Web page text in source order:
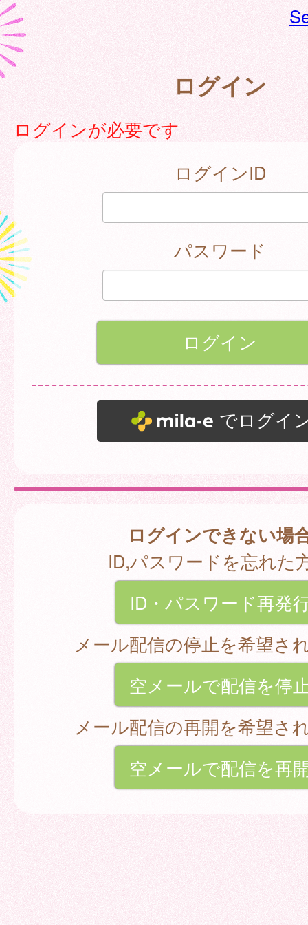
ログイン
ログインが必要です
ログインID
パスワード
でログイ
ログインできない場
ID,パスワードを忘れた
ID・パスワード再発
メール配信の停止を希望さ
空メールで配信を停
メール配信の再開を希望さ
空メールで配信を再